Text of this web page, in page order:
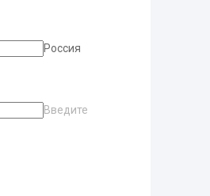
Россия
Введите